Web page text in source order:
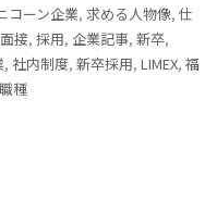
コーン企業, 求める人物像, 仕
面接, 採用, 企業記事, 新卒,
, 社内制度, 新卒採用, LIMEX, 福
職種